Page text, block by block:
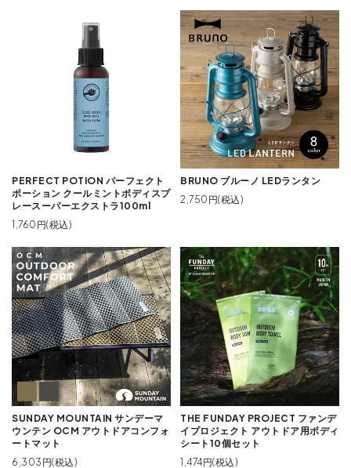
PERFECT POTION パーフェクト
ポーション クールミントボディスプ
レースーパーエクストラ100ml
1,760円(税込)
BRUNO ブルーノ LEDランタン
2,750円(税込)
SUNDAY MOUNTAIN サンデーマ
ウンテン OCM アウトドアコンフォ
ートマット
6,303円(税込)
THE FUNDAY PROJECT ファンデ
イプロジェクト アウトドア用ボディ
シート10個セット
1,474円(税込)